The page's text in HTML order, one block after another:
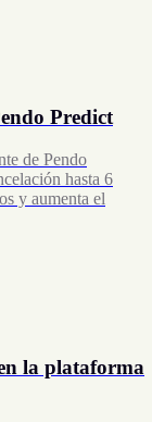
Predict
de Pendo
hasta 6
y aumenta el
la plataforma